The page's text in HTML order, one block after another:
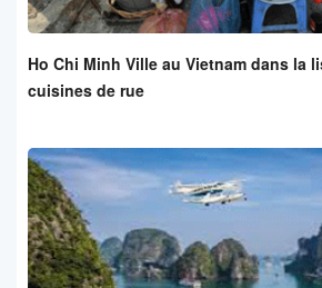
Ho Chi Minh Ville au Vietnam dans la
cuisines de rue